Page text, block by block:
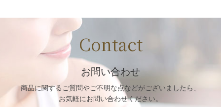
Contact
お問い合わせ
商品に関するご質問やご不明な点などがございましたら、
お気軽にお問い合わせください。